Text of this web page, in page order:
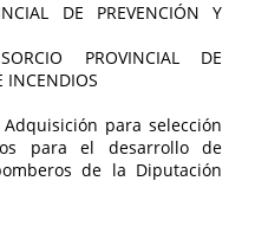
DE PREVENCIÓN Y
PROVINCIAL DE
INCENDIOS
para selección
para el desarrollo de
de la Diputación